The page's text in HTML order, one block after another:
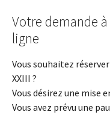
Votre demande
ligne
Vous souhaitez
XXIII ?
Vous désirez une mise
Vous avez prévu une